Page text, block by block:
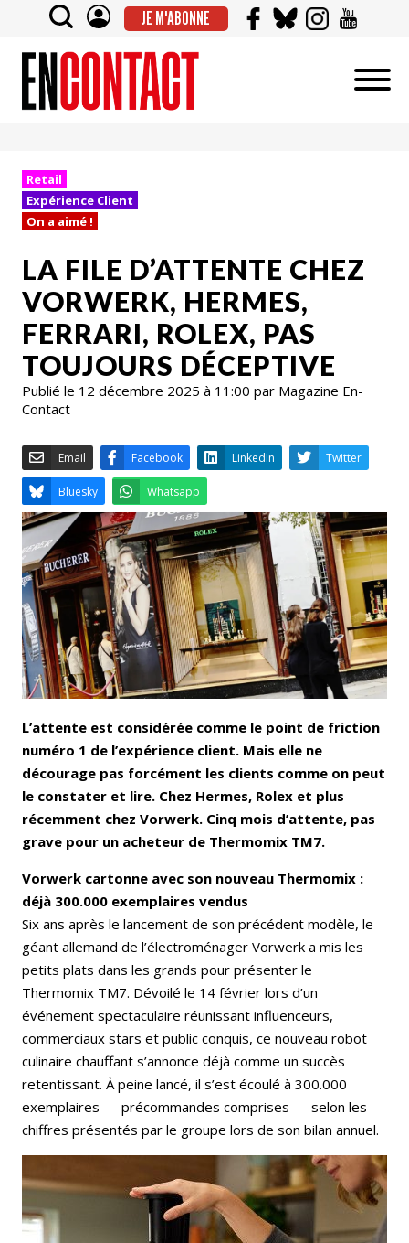
JE M'ABONNE
Retail
Expérience Client
On a aimé !
LA FILE D’ATTENTE CHEZ
VORWERK, HERMES,
FERRARI, ROLEX, PAS
TOUJOURS DÉCEPTIVE
Publié le 12 décembre 2025 à 11:00 par Magazine En-
Contact
Email Facebook LinkedIn
Bluesky Whatsapp
L’attente est considérée comme le point de friction
numéro 1 de l’expérience client. Mais elle ne
décourage pas forcément les clients comme on peut
le constater et lire. Chez Hermes, Rolex et plus
récemment chez Vorwerk. Cinq mois d’attente, pas
grave pour un acheteur de Thermomix TM7.
Vorwerk cartonne avec son nouveau Thermomix :
déjà 300.000 exemplaires vendus
Six ans après le lancement de son précédent modèle, le
géant allemand de l’électroménager Vorwerk a mis les
petits plats dans les grands pour présenter le
Thermomix TM7. Dévoilé le 14 février lors d’un
événement spectaculaire réunissant influenceurs,
commerciaux stars et public conquis, ce nouveau robot
culinaire chauffant s’annonce déjà comme un succès
retentissant. À peine lancé, il s’est écoulé à 300.000
exemplaires — précommandes comprises — selon les
chiffres présentés par le groupe lors de son bilan annuel.